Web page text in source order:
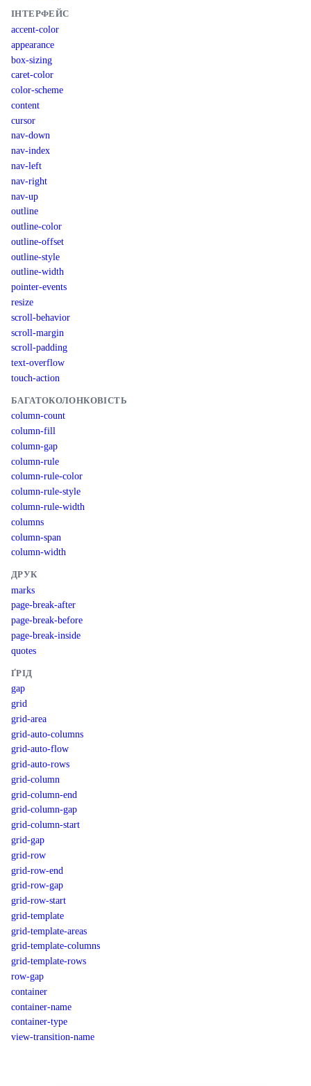
ІНТЕРФЕЙС
accent-color
appearance
box-sizing
caret-color
color-scheme
content
cursor
nav-down
nav-index
nav-left
nav-right
nav-up
outline
outline-color
outline-offset
outline-style
outline-width
pointer-events
resize
scroll-behavior
scroll-margin
scroll-padding
text-overflow
touch-action
БАГАТОКОЛОНКОВІСТЬ
column-count
column-fill
column-gap
column-rule
column-rule-color
column-rule-style
column-rule-width
columns
column-span
column-width
ДРУК
marks
page-break-after
page-break-before
page-break-inside
quotes
ҐРІД
gap
grid
grid-area
grid-auto-columns
grid-auto-flow
grid-auto-rows
grid-column
grid-column-end
grid-column-gap
grid-column-start
grid-gap
grid-row
grid-row-end
grid-row-gap
grid-row-start
grid-template
grid-template-areas
grid-template-columns
grid-template-rows
row-gap
container
container-name
container-type
view-transition-name